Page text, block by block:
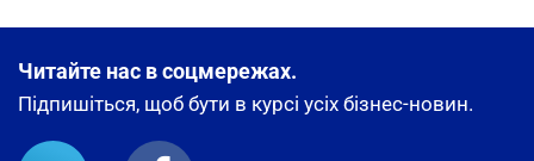
Читайте нас в соцмережах.
Підпишіться, щоб бути в курсі усіх бізнес-новин.